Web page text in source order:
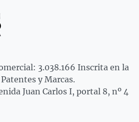
3.038.166 Inscrita en la
y Marcas.
Juan Carlos I, portal 8, nº 4